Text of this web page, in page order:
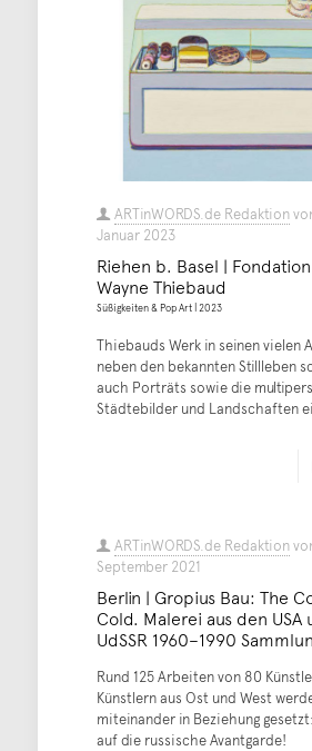
ARTinWORDS.de Redaktion
Januar 2023
Riehen b. Basel |
Wayne Thiebaud
Süßigkeiten & Pop Art | 2023
Thiebauds Werk in seinen vielen
neben den bekannten Stillleben
auch Porträts sowie die
Städtebilder und Landschaften
ARTinWORDS.de Redaktion
September 2021
Berlin | Gropius Bau: The
Cold. Malerei aus den USA
UdSSR 1960–1990
Rund 125 Arbeiten von 80
Künstlern aus Ost und West
miteinander in Beziehung
auf die russische Avantgarde!